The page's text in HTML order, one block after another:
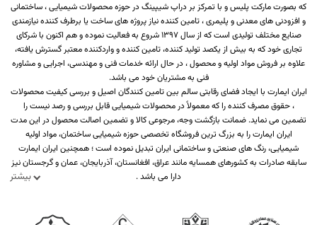
بیشتر
که بصورت مارکت پلیس و با تمرکز بر دراپ شیپینگ در حوزه محصولات شیمیایی ، ساختمانی
و افزودنی های معدنی و پلیمری ، تامین کننده نیاز پروژه های ساخت یا برطرف کننده نیازمندی
صنایع مختلف تولیدی است که از سال 1397 شروع به فعالیت نموده و هم اکنون با شرکای
تجاری خود که به بیش از یکصد تولید کننده، تامین کننده و واردکننده معتبر گسترش یافته،
علاوه بر فروش مواد اولیه و محصول ، در حال ارائه خدمات فنی و مهندسی، اجرایی و مشاوره
فنی به مشتریان خود می باشد.
ایران ایمارت با ایجاد فضای رقابتی سالم بین تامین کنندگان اصیل و بررسی کیفیت محصولات
، حقوق مصرف کننده را که معمولاً در محصولات شیمیایی قابل بررسی و رصد نیست را
تضمین می نماید. ضمانت بازگشت وجه، مرجوعی کالا و تضمین اصالت محصول در این مدت
ایران ایمارت را به بزرگ ترین فروشگاه تخصصی حوزه شیمیایی ساختمان، مواد اولیه
شیمیایی، رنگ های صنعتی و ساختمانی ایران تبدیل نموده است ؛ همچنین ایران ایمارت
سابقه صادرات به کشورهای همسایه مانند عراق، افغانستان، آذربایجان، عمان و گرجستان نیز
دارا می باشد .